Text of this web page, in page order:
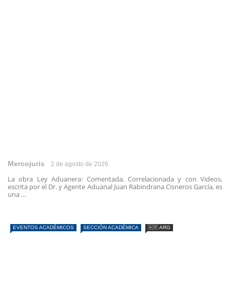
Mercojuris 2 de agosto de 2026
La obra Ley Aduanera: Comentada, Correlacionada y con Videos,
escrita por el Dr. y Agente Aduanal Juan Rabindrana Cisneros García, es
una ...
EVENTOS ACADÉMICOS SECCIÓN ACADÉMICA 🇦🇷 ARG